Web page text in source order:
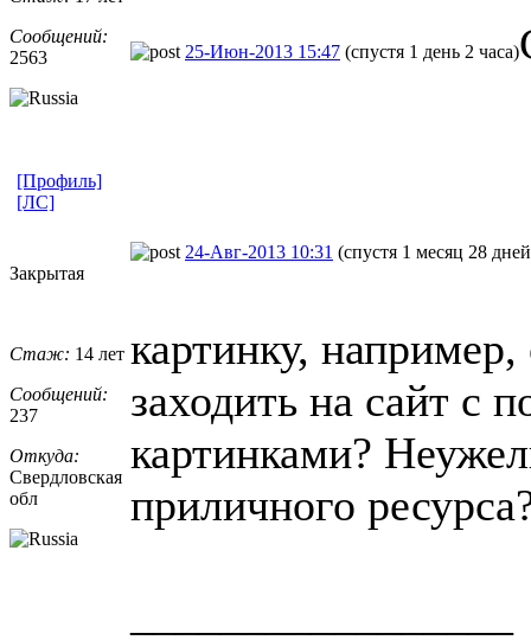
Сообщений:
2563
25-Июн-2013 15:47 (спустя 1 день 2 часа)
[Профиль]
[ЛС]
Закрытая
Стаж: 14 лет
Сообщений:
237
Откуда:
Свердловская
обл
24-Авг-2013 10:31 (спустя 1 месяц 28
картинку,
заходить на сайт с
картинками?
приличного